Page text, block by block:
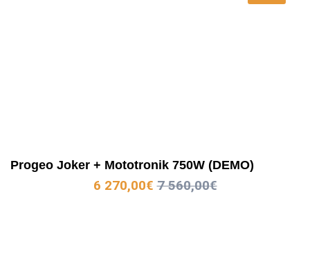
Progeo Joker + Mototronik 750W (DEMO)
6 270,00€ 7 560,00€